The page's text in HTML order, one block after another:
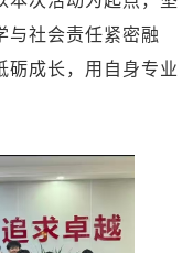
与社会责任紧密融
砺成长，用自身专业